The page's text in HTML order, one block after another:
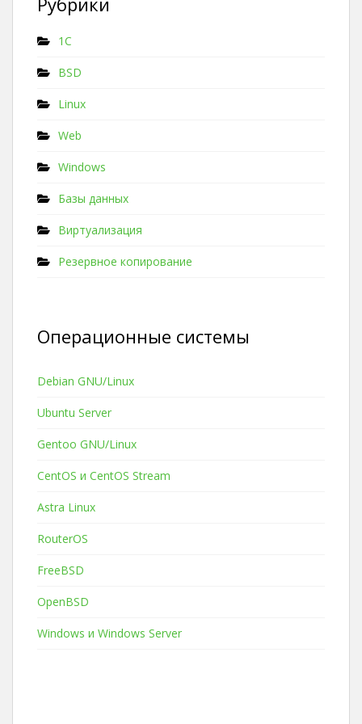
1C
BSD
Linux
Web
Windows
Базы данных
Виртуализация
Резервное копирование
Операционные системы
Debian GNU/Linux
Ubuntu Server
Gentoo GNU/Linux
CentOS и CentOS Stream
Astra Linux
RouterOS
FreeBSD
OpenBSD
Windows и Windows Server